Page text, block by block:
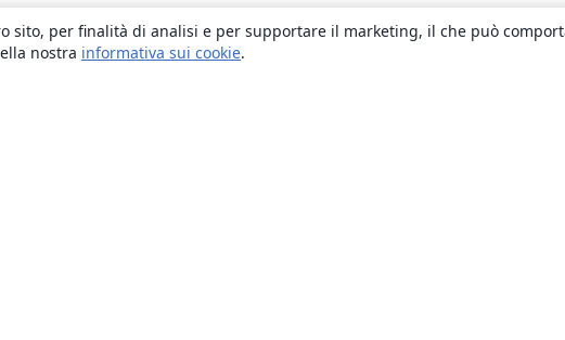
sito, per finalità di analisi e per supportare il marketing, il che può
nostra informativa sui cookie.